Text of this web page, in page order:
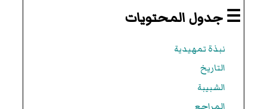
☰ جدول المحتويات
نبذة تمهيدية
التاريخ
الشبيبة